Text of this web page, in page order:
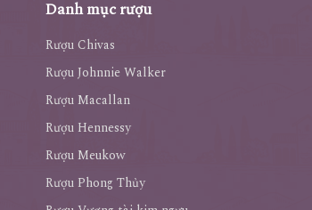
Danh mục rượu
Rượu Chivas
Rượu Johnnie Walker
Rượu Macallan
Rượu Hennessy
Rượu Meukow
Rượu Phong Thủy